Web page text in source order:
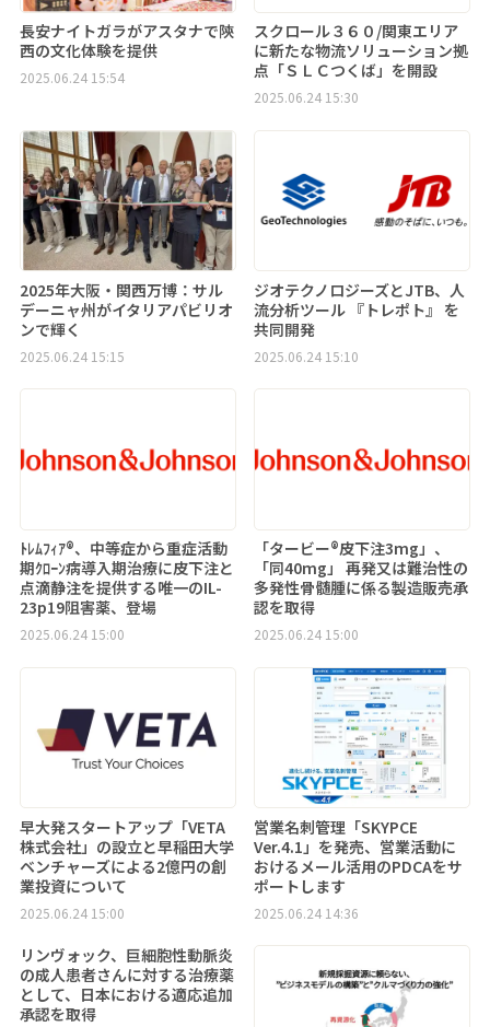
長安ナイトガラがアスタナで陝
西の文化体験を提供
2025.06.24 15:54
スクロール３６０/関東エリア
に新たな物流ソリューション拠
点「ＳＬＣつくば」を開設
2025.06.24 15:30
2025年大阪・関西万博：サル
デーニャ州がイタリアパビリオ
ンで輝く
2025.06.24 15:15
ジオテクノロジーズとJTB、人
流分析ツール 『トレポト』 を
共同開発
2025.06.24 15:10
ﾄﾚﾑﾌｨｱ®、中等症から重症活動
期ｸﾛｰﾝ病導入期治療に皮下注と
点滴静注を提供する唯一のIL-
23p19阻害薬、登場
2025.06.24 15:00
「タービー®皮下注3mg」、
「同40mg」 再発又は難治性の
多発性骨髄腫に係る製造販売承
認を取得
2025.06.24 15:00
早大発スタートアップ「VETA
株式会社」の設立と早稲田大学
ベンチャーズによる2億円の創
業投資について
2025.06.24 15:00
営業名刺管理「SKYPCE
Ver.4.1」を発売、営業活動に
おけるメール活用のPDCAをサ
ポートします
2025.06.24 14:36
リンヴォック、巨細胞性動脈炎
の成人患者さんに対する治療薬
として、日本における適応追加
承認を取得